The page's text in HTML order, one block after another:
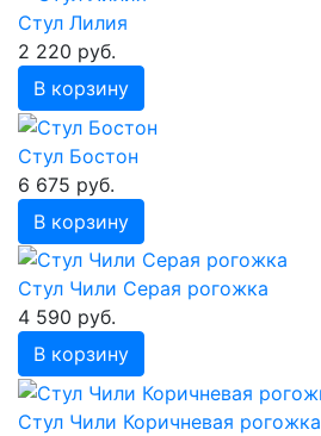
Стул Лилия
2 220 руб.
В корзину
Стул Бостон
6 675 руб.
В корзину
Стул Чили Серая рогожка
4 590 руб.
В корзину
Стул Чили Коричневая рогожка